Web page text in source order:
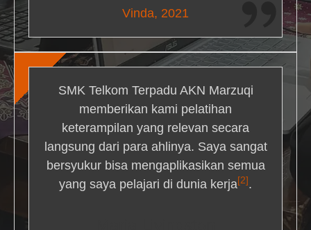
Vinda, 2021
SMK Telkom Terpadu AKN Marzuqi
memberikan kami pelatihan
keterampilan yang relevan secara
langsung dari para ahlinya. Saya sangat
bersyukur bisa mengaplikasikan semua
yang saya pelajari di dunia kerja[2] .